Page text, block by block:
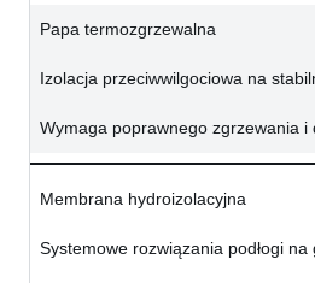
Papa termozgrzewalna
Izolacja przeciwwilgociowa na
Wymaga poprawnego zgrzewania i
Membrana hydroizolacyjna
Systemowe rozwiązania podłogi na